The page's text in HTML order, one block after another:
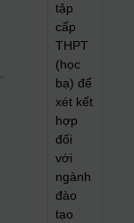
tập
cấp
THPT
(học
bạ) để
xét kết
hợp
đối
với
ngành
đào
tạo